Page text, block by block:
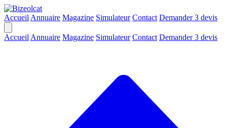
Accueil Annuaire Magazine Simulateur Contact Demander 3 devis
Accueil Annuaire Magazine Simulateur Contact Demander 3 devis